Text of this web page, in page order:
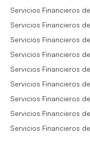
Servicios Financieros
Servicios Financieros
Servicios Financieros
Servicios Financieros
Servicios Financieros
Servicios Financieros
Servicios Financieros
Servicios Financieros
Servicios Financieros